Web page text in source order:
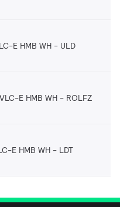
E HMB WH ULD
E HMB WH ROLFZ
E HMB WH LDT